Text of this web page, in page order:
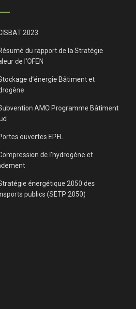
2023
du rapport de la Stratégie
de l’OFEN
d’énergie Bâtiment et
AMO Programme Bâtiment
ouvertes EPFL
de l’hydrogène et
énergétique 2050 des
publics (SETP 2050)